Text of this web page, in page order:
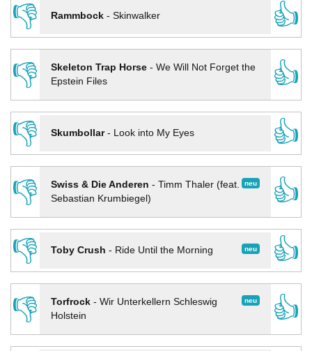
👎
Rammbock- Skinwalker
👍
👎
Skeleton Trap Horse- We Will Not Forget the
Epstein Files
👍
👎
Skumbollar- Look into My Eyes
👍
👎
neu
Swiss & Die Anderen - Timm Thaler (feat.
Sebastian Krumbiegel)
👍
👎
neu
Toby Crush - Ride Until the Morning
👍
👎
neu
Torfrock- Wir Unterkellern Schleswig
Holstein
👍